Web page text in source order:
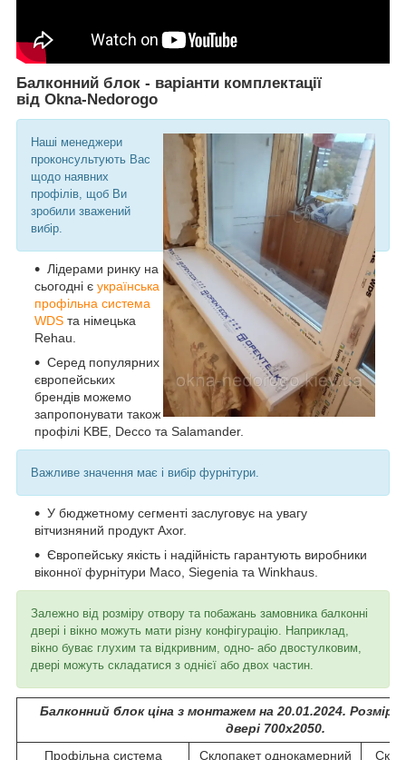
Балконний блок - варіанти комплектації
від Okna-Nedorogo
Наші менеджери
проконсультують Вас
щодо наявних
профілів, щоб Ви
зробили зважений
вибір.
Лідерами ринку на
сьогодні є українська
профільна система
WDS та німецька
Rehau.
Серед популярних
європейських
брендів можемо
запропонувати також
профілі KBE, Decco та Salamander.
Важливе значення має і вибір фурнітури.
У бюджетному сегменті заслуговує на увагу
вітчизняний продукт Axor.
Європейську якість і надійність гарантують виробники
віконної фурнітури Maco, Siegenia та Winkhaus.
Залежно від розміру отвору та побажань замовника балконні
двері і вікно можуть мати різну конфігурацію. Наприклад,
вікно буває глухим та відкривним, одно- або двостулковим,
двері можуть складатися з однієї або двох частин.
Балконний блок ціна з монтажем на 20.01.2024. Розміри
двері 700х2050.
Профільна система
Склопакет однокамерний